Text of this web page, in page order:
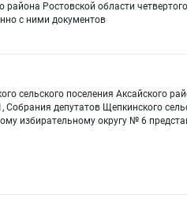
района Ростовской области
с ними документов
сельского поселения Аксайского
депутатов Щепкинского
избирательному округу № 6